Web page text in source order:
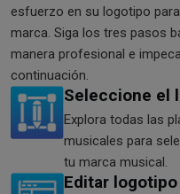
esfuerzo en su logotipo
marca. Siga los tres pasos
manera profesional e
continuación.
Seleccione el
Explora todas las
musicales para
tu marca musical.
Editar